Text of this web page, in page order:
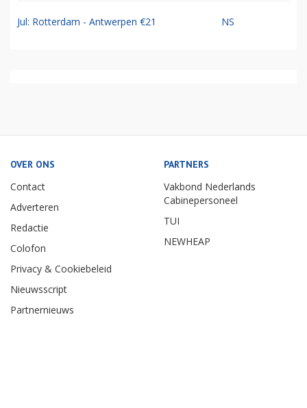
Jul: Rotterdam - Antwerpen €21 NS
OVER ONS
Contact
Adverteren
Redactie
Colofon
Privacy & Cookiebeleid
Nieuwsscript
Partnernieuws
PARTNERS
Vakbond Nederlands
Cabinepersoneel
TUI
NEWHEAP